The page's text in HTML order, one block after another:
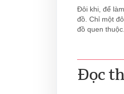
Đôi khi, để
đồ. Chỉ một
đồ quen thuộc.
Đọc